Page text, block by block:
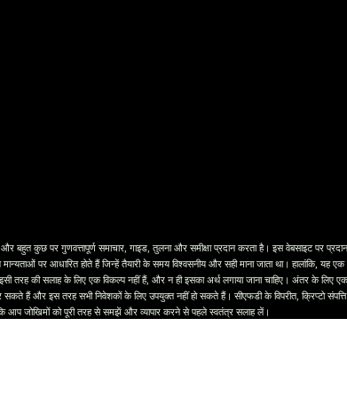
गुणवत्तापूर्ण समाचार, गाइड, तुलना और समीक्षा प्रदान करता है। इस वेबसाइट पर प्रदान
पर आधारित होते हैं जिन्हें तैयारी के समय विश्वसनीय और सही माना जाता था। हालांकि, यह एक
तरह की सलाह के लिए एक विकल्प नहीं हैं, और न ही इसका अर्थ लगाया जाना चाहिए। अंतर के
हैं और इस तरह सभी निवेशकों के लिए उपयुक्त नहीं हो सकते हैं। सीएफडी के विपरीत, क्रिप्टो
आप जोखिमों को पूरी तरह से समझें और व्यापार करने से पहले स्वतंत्र सलाह लें।